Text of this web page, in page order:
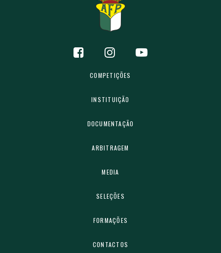
COMPETIÇÕES
INSTITUIÇÃO
DOCUMENTAÇÃO
ARBITRAGEM
MEDIA
SELEÇÕES
FORMAÇÕES
CONTACTOS